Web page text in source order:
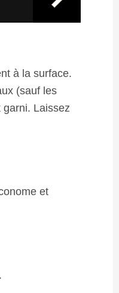
à la surface.
(sauf les
Laissez
et